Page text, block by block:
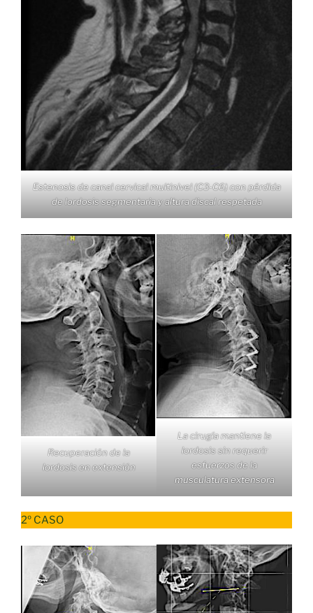
Estenosis de canal cervical multinivel (C3-C6) con pérdida
de lordosis segmentaria y altura discal respetada
Recuperación de la
lordosis en extensión
La cirugía mantiene la
lordosis sin requerir
esfuerzos de la
musculatura extensora
2º CASO